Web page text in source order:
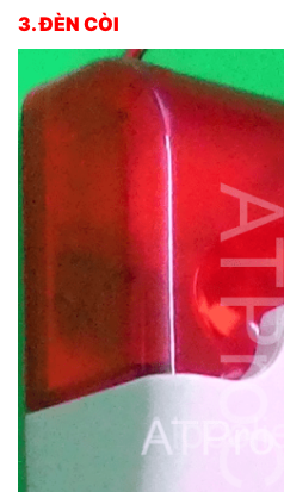
3. ĐÈN CÒI